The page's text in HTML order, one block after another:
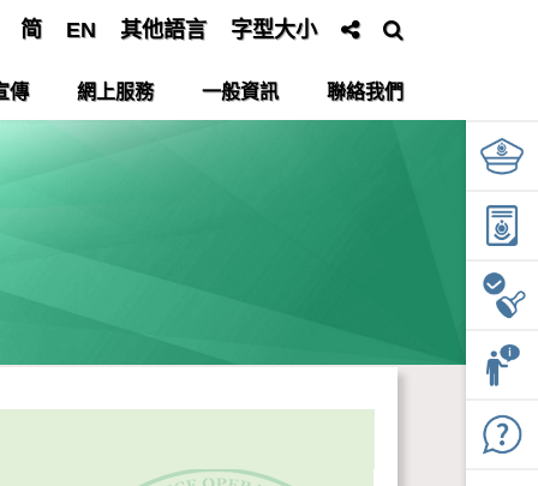
傳 網上服務 一般資訊 聯絡我們
简 EN 其他語言 字型大小